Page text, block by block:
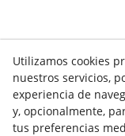
Utilizamos cookies
nuestros servicios,
experiencia de
y, opcionalmente,
tus preferencias